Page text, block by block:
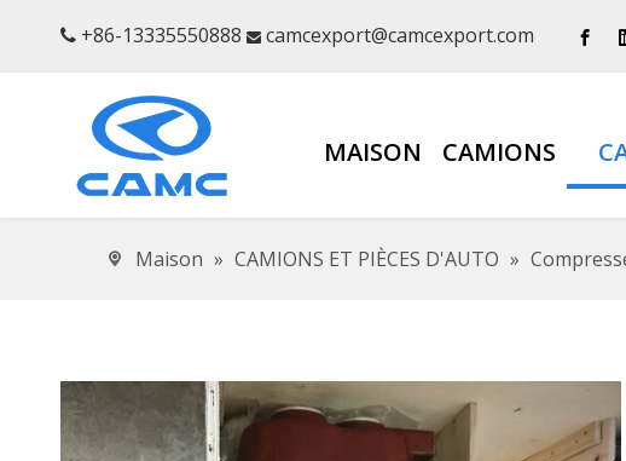
 +86-13335550888  camcexport@camcexport.com
MAISON CAMIONS
Maison » CAMIONS ET PIÈCES D'AUTO »